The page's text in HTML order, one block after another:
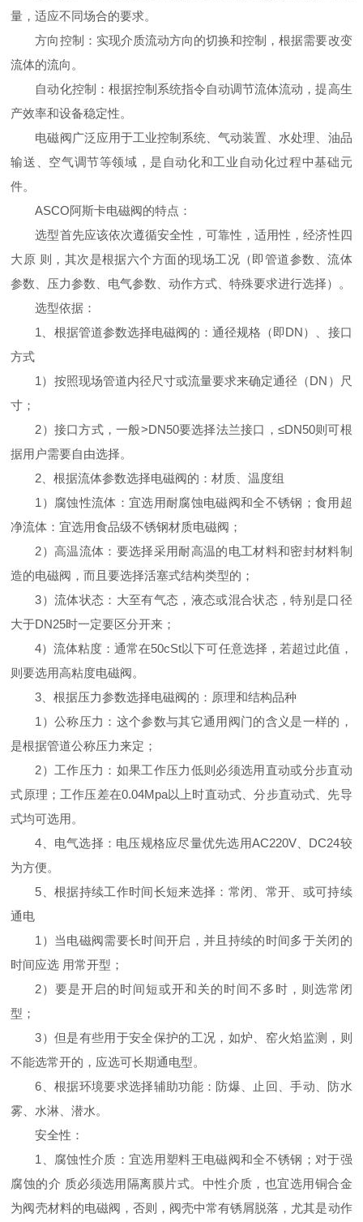
量，适应不同场合的要求。
方向控制：实现介质流动方向的切换和控制，根据需要改变
流体的流向。
自动化控制：根据控制系统指令自动调节流体流动，提高生
产效率和设备稳定性。
电磁阀广泛应用于工业控制系统、气动装置、水处理、油品
输送、空气调节等领域，是自动化和工业自动化过程中基础元
件。
ASCO阿斯卡电磁阀的特点：
选型首先应该依次遵循安全性，可靠性，适用性，经济性四
大原 则，其次是根据六个方面的现场工况（即管道参数、流体
参数、压力参数、电气参数、动作方式、特殊要求进行选择）。
选型依据：
1、根据管道参数选择电磁阀的：通径规格（即DN）、接口
方式
1）按照现场管道内径尺寸或流量要求来确定通径（DN）尺
寸；
2）接口方式，一般>DN50要选择法兰接口，≤DN50则可根
据用户需要自由选择。
2、根据流体参数选择电磁阀的：材质、温度组
1）腐蚀性流体：宜选用耐腐蚀电磁阀和全不锈钢；食用超
净流体：宜选用食品级不锈钢材质电磁阀；
2）高温流体：要选择采用耐高温的电工材料和密封材料制
造的电磁阀，而且要选择活塞式结构类型的；
3）流体状态：大至有气态，液态或混合状态，特别是口径
大于DN25时一定要区分开来；
4）流体粘度：通常在50cSt以下可任意选择，若超过此值，
则要选用高粘度电磁阀。
3、根据压力参数选择电磁阀的：原理和结构品种
1）公称压力：这个参数与其它通用阀门的含义是一样的，
是根据管道公称压力来定；
2）工作压力：如果工作压力低则必须选用直动或分步直动
式原理；工作压差在0.04Mpa以上时直动式、分步直动式、先导
式均可选用。
4、电气选择：电压规格应尽量优先选用AC220V、DC24较
为方便。
5、根据持续工作时间长短来选择：常闭、常开、或可持续
通电
1）当电磁阀需要长时间开启，并且持续的时间多于关闭的
时间应选 用常开型；
2）要是开启的时间短或开和关的时间不多时，则选常闭
型；
3）但是有些用于安全保护的工况，如炉、窑火焰监测，则
不能选常开的，应选可长期通电型。
6、根据环境要求选择辅助功能：防爆、止回、手动、防水
雾、水淋、潜水。
安全性：
1、腐蚀性介质：宜选用塑料王电磁阀和全不锈钢；对于强
腐蚀的介 质必须选用隔离膜片式。中性介质，也宜选用铜合金
为阀壳材料的电磁阀，否则，阀壳中常有锈屑脱落，尤其是动作